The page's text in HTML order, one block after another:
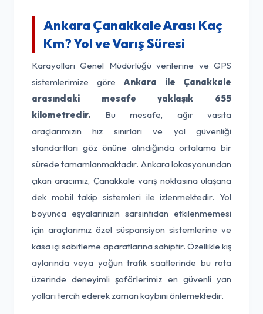
Ankara Çanakkale Arası Kaç
Km? Yol ve Varış Süresi
Karayolları Genel Müdürlüğü verilerine ve GPS
sistemlerimize göre Ankara ile Çanakkale
arasındaki mesafe yaklaşık 655
kilometredir. Bu mesafe, ağır vasıta
araçlarımızın hız sınırları ve yol güvenliği
standartları göz önüne alındığında ortalama bir
sürede tamamlanmaktadır. Ankara lokasyonundan
çıkan aracımız, Çanakkale varış noktasına ulaşana
dek mobil takip sistemleri ile izlenmektedir. Yol
boyunca eşyalarınızın sarsıntıdan etkilenmemesi
için araçlarımız özel süspansiyon sistemlerine ve
kasa içi sabitleme aparatlarına sahiptir. Özellikle kış
aylarında veya yoğun trafik saatlerinde bu rota
üzerinde deneyimli şoförlerimiz en güvenli yan
yolları tercih ederek zaman kaybını önlemektedir.